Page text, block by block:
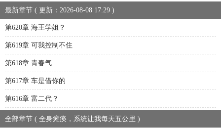
最新章节 ( 更新：2026-08-08 17:29 )
第620章 海王学姐？
第619章 可我控制不住
第618章 青春气
第617章 车是借你的
第616章 富二代？
全部章节 ( 全身瘫痪，系统让我每天五公里 )